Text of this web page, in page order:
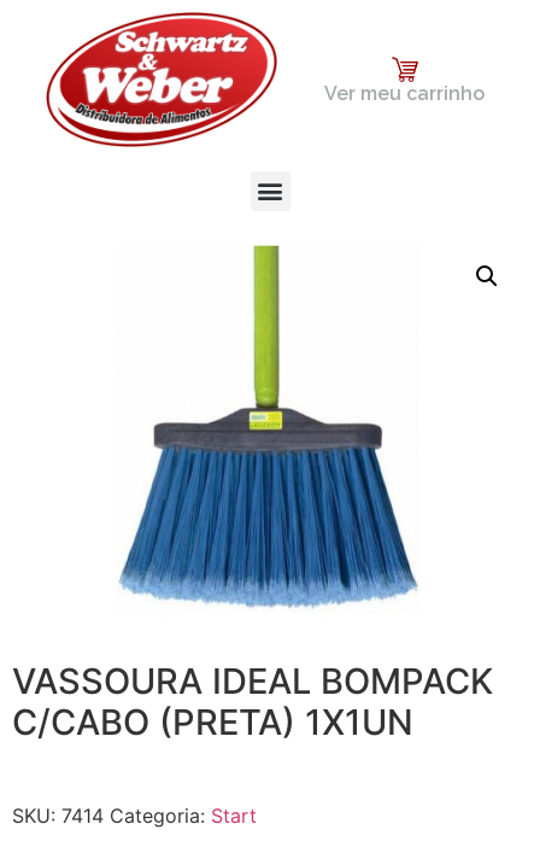
Ver meu carrinho
VASSOURA IDEAL BOMPACK
C/CABO (PRETA) 1X1UN
SKU: 7414 Categoria: Start